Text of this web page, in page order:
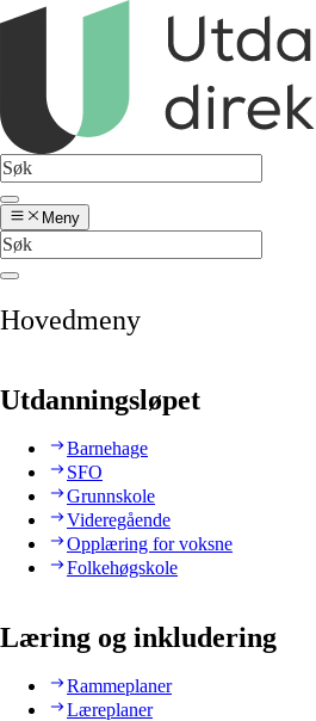
Meny
Hovedmeny
Utdanningsløpet
Barnehage
SFO
Grunnskole
Videregående
Opplæring for voksne
Folkehøgskole
Læring og inkludering
Rammeplaner
Læreplaner